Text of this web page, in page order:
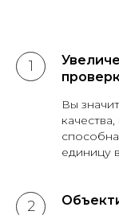
Вы
единицу